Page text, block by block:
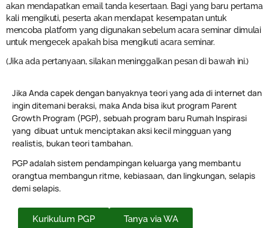
akan mendapatkan email tanda kesertaan. Bagi yang baru pertama
kali mengikuti, peserta akan mendapat kesempatan untuk
mencoba platform yang digunakan sebelum acara seminar dimulai
untuk mengecek apakah bisa mengikuti acara seminar.
(Jika ada pertanyaan, silakan meninggalkan pesan di bawah ini.)
Jika Anda capek dengan banyaknya teori yang ada di internet dan
ingin ditemani beraksi, maka Anda bisa ikut program Parent
Growth Program (PGP), sebuah program baru Rumah Inspirasi
yang dibuat untuk menciptakan aksi kecil mingguan yang
realistis, bukan teori tambahan.
PGP adalah sistem pendampingan keluarga yang membantu
orangtua membangun ritme, kebiasaan, dan lingkungan, selapis
demi selapis.
Kurikulum PGP Tanya via WA